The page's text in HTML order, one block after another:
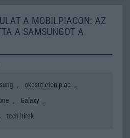
A MOBILPIACON: AZ
A SAMSUNGOT A
, okostelefon piac ,
, Galaxy ,
, tech hírek